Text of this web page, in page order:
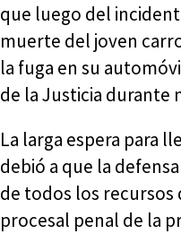
que luego del
muerte del joven
la fuga en su
de la Justicia durante
La larga espera para
debió a que la
de todos los
procesal penal de la